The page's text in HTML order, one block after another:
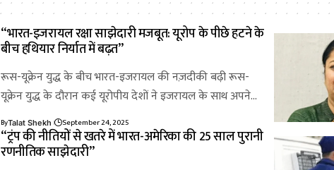
“भारत-इजरायल रक्षा साझेदारी मजबूत: यूरोप के पीछे हटने के
बीच हथियार निर्यात में बढ़त”
रूस-यूक्रेन युद्ध के बीच भारत-इजरायल की नज़दीकी बढ़ी रूस-
यूक्रेन युद्ध के दौरान कई यूरोपीय देशों ने इजरायल के साथ अपने…
ByTalat Shekh September 24, 2025
“ट्रंप की नीतियों से खतरे में भारत-अमेरिका की 25 साल पुरानी
रणनीतिक साझेदारी”